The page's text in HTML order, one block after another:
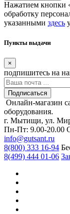
Нажатием кнопки
обработку
указанными здесь
Пункты выдачи
×
подпишитесь на
Подписаться
Онлайн-магазин
оборудования.
г. Мытищи, ул.
Пн-Пт: 9.00-20.00
info@gutsant.ru
8(800) 333 16-94
8(499) 444 01-06